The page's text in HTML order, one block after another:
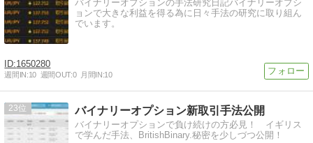
バイナリーオプションの手法研究日記バイナリーオプシ
ョンで大きな利益を得る為に日々手法の研究に取り組ん
でいます。
1650280
週間IN:10 週間OUT:0 月間IN:10
23 バイナリーオプション新取引手法公開
バイナリーオプションで負け続けの方必見！ イギリス
で学んだ手法、BritishBinary.秘密を少しづつ公開！